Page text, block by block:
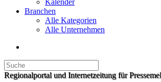
Kalender
Branchen
Alle Kategorien
Alle Unternehmen
Regionalportal und Internetzeitung für